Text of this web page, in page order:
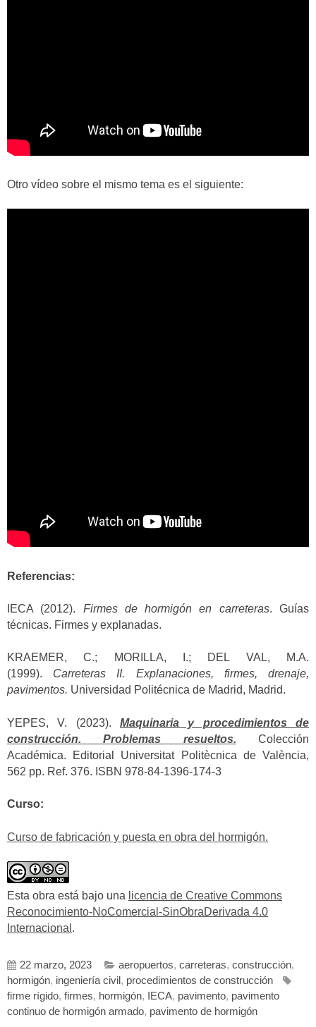
Otro vídeo sobre el mismo tema es el siguiente:
Referencias:
IECA (2012). Firmes de hormigón en carreteras. Guías
técnicas. Firmes y explanadas.
KRAEMER, C.; MORILLA, I.; DEL VAL, M.A.
(1999). Carreteras II. Explanaciones, firmes, drenaje,
pavimentos. Universidad Politécnica de Madrid, Madrid.
YEPES, V. (2023). Maquinaria y procedimientos de
construcción. Problemas resueltos. Colección
Académica. Editorial Universitat Politècnica de València,
562 pp. Ref. 376. ISBN 978-84-1396-174-3
Curso:
Curso de fabricación y puesta en obra del hormigón.
Esta obra está bajo una licencia de Creative Commons
Reconocimiento-NoComercial-SinObraDerivada 4.0
Internacional .
22 marzo, 2023 aeropuertos, carreteras, construcción,
hormigón, ingeniería civil , procedimientos de construcción
firme rígido, firmes, hormigón, IECA, pavimento, pavimento
continuo de hormigón armado, pavimento de hormigón